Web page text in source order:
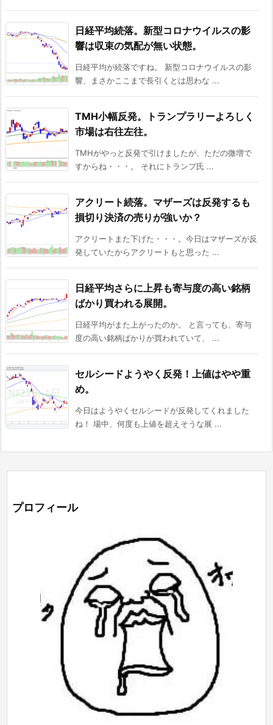
日経平均続落。新型コロナウイルスの影
響は収束の気配が無い状態。
日経平均が続落ですね。 新型コロナウイルスの影
響、まさかここまで長引くとは思わな ...
TMH小幅反発。トランプラリーよろしく
市場は右往左往。
TMHがやっと反発で引けましたが、ただの微増で
すからね・・・。 それにトランプ氏 ...
アクリート続落。マザーズは反発するも
損切り決済の売りが強いか？
アクリートまた下げた・・・。今日はマザーズが反
発していたからアクリートもと思った ...
日経平均さらに上昇も寄与度の高い銘柄
ばかり買われる展開。
日経平均がまた上がったのか。 と言っても、寄与
度の高い銘柄ばかりが買われていて、 ...
セルシードようやく反発！上値はやや重
め。
今日はようやくセルシードが反発してくれました
ね！ 場中、何度も上値を超えそうな展 ...
プロフィール